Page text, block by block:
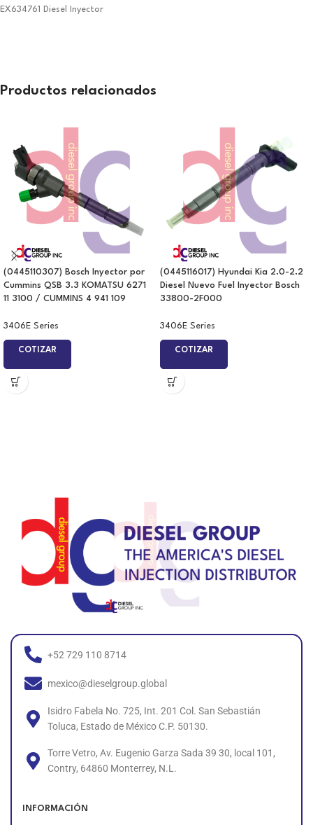
EX634761 Diesel Inyector
Productos relacionados
(0445110307) Bosch Inyector por
Cummins QSB 3.3 KOMATSU 6271
11 3100 / CUMMINS 4 941 109
3406E Series
COTIZAR
(0445116017) Hyundai Kia 2.0-2.2
Diesel Nuevo Fuel Inyector Bosch
33800-2F000
3406E Series
COTIZAR
+52 729 110 8714
mexico@dieselgroup.global
Isidro Fabela No. 725, Int. 201 Col. San Sebastián
Toluca, Estado de México C.P. 50130.
Torre Vetro, Av. Eugenio Garza Sada 39 30, local 101,
Contry, 64860 Monterrey, N.L.
INFORMACIÓN